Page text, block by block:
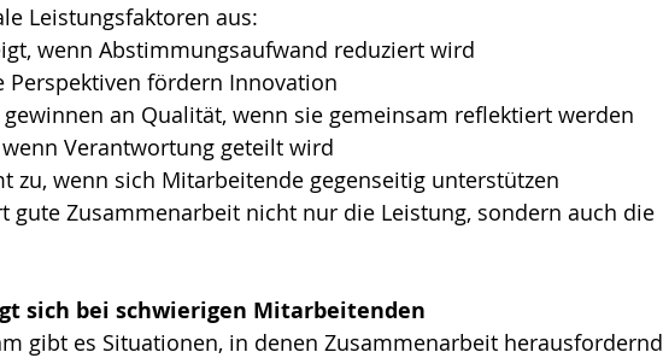
Leistungsfaktoren aus:
wenn Abstimmungsaufwand reduziert wird
Perspektiven fördern Innovation
an Qualität, wenn sie gemeinsam reflektiert werden
Verantwortung geteilt wird
zu, wenn sich Mitarbeitende gegenseitig unterstützen
gute Zusammenarbeit nicht nur die Leistung, sondern auch die
sich bei schwierigen Mitarbeitenden
gibt es Situationen, in denen Zusammenarbeit herausfordernd